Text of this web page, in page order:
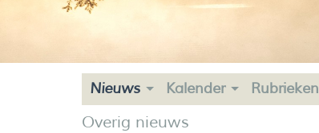
Nieuws Kalender Rubrieken
Overig nieuws